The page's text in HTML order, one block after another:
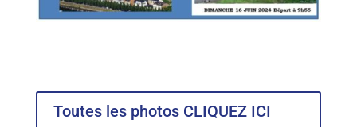
Toutes les photos CLIQUEZ ICI